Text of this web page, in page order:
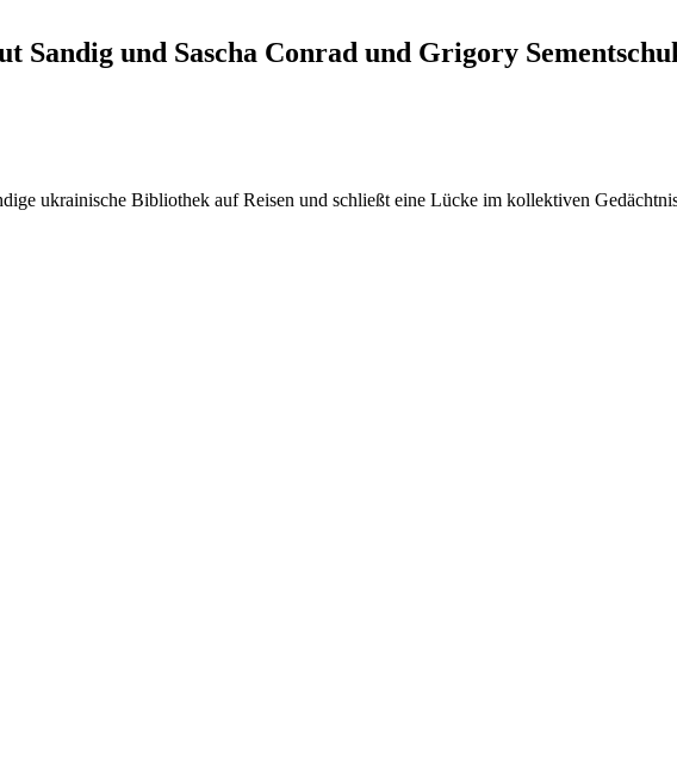
und Sascha Conrad und Grigory
ukrainische Bibliothek auf Reisen und schließt eine Lücke im kollektiven